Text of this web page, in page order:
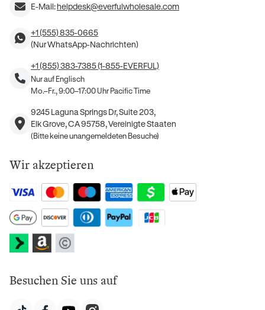
E-Mail:helpdesk@everfulwholesale.com
+1 (555) 835-0665
(Nur WhatsApp-Nachrichten)
+1 (855) 383-7385 (1-855-EVERFUL)
Nur auf Englisch
Mo.–Fr., 9:00–17:00 Uhr Pacific Time
9245 Laguna Springs Dr, Suite 203,
Elk Grove, CA 95758, Vereinigte Staaten
(Bitte keine unangemeldeten Besuche)
Wir akzeptieren
Besuchen Sie uns auf